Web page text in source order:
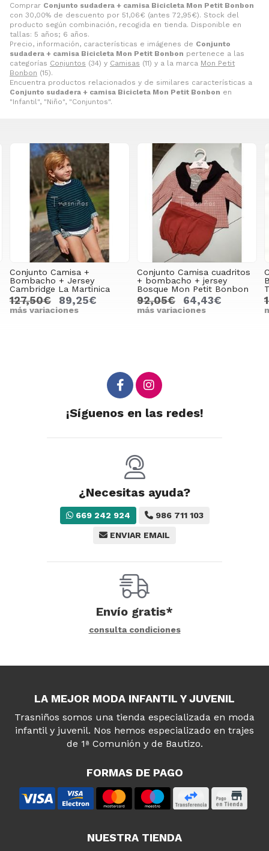
Comprar Conjunto sudadera + camisa Bicicleta Mon Petit Bonbon
con 30,00% de descuento por 51,06€ (antes 72,95€). Stock del
producto según combinación, recogida en tienda. Disponible en
tallas: 5 años; 6 años.
Precio, información, características e imágenes de Conjunto
sudadera + camisa Bicicleta Mon Petit Bonbon pertenece a las
categorías Conjuntos (34) y Camisas (11) y a la marca Mon Petit
Bonbon (15).
Encuentra productos relacionados y de similares características a
Conjunto sudadera + camisa Bicicleta Mon Petit Bonbon en
"Infantil", "Niño", "Conjuntos".
Conjunto Camisa cuadritos
+ bombacho + jersey
Bosque Mon Petit Bonbon
92,05€ 64,43€
más variaciones
Conjunto Camisa figuritas
Bombacho + Jersey
Trasniños La Martinica
127,70€ 89,39€
más variaciones
¡Síguenos en las redes!
¿Necesitas ayuda?
669 242 924 986 711 103
ENVIAR EMAIL
Envío gratis*
consulta condiciones
LA MEJOR MODA INFANTIL Y JUVENIL
Trasniños somos una tienda especializada en moda
infantil y juvenil. Nos hemos especializado en trajes
de 1ª Comunión y de Bautizo.
FORMAS DE PAGO
NUESTRA TIENDA